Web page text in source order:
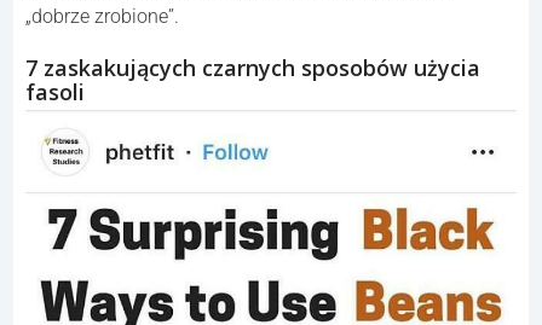
„dobrze zrobione”.
7 zaskakujących czarnych sposobów użycia
fasoli